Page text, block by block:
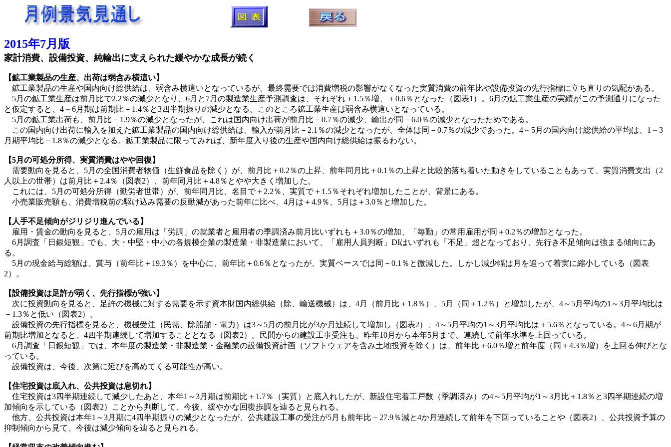
2015年7月版
家計消費、設備投資、純輸出に支えられた緩やかな成長が続く
【鉱工業製品の生産、出荷は弱含み横這い】
鉱工業製品の生産や国内向け総供給は、弱含み横這いとなっているが、最終需要では消費増税の影響がなくなった実質消費の前年比や設備投資の先行指標に立ち直りの気配がある。
5月の鉱工業生産は前月比で2.2％の減少となり、6月と7月の製造業生産予測調査は、それぞれ＋1.5％増、＋0.6％となった（図表1）。6月の鉱工業生産の実績がこの予測通りになった
と仮定すると、4～6月期は前期比－1.4％と3四半期振りの減少となる。このところ鉱工業生産は弱含み横這いとなっている。
5月の鉱工業出荷も、前月比－1.9％の減少となったが、これは国内向け出荷が前月比－0.7％の減少、輸出が同－6.0％の減少となったためである。
この国内向け出荷に輸入を加えた鉱工業製品の国内向け総供給は、輸入が前月比－2.1％の減少となったが、全体は同－0.7％の減少であった。4～5月の国内向け総供給の平均は、1～3
月期平均比－1.8％の減少となる。鉱工業製品に限ってみれば、新年度入り後の生産や国内向け総供給は振るわない。
【5月の可処分所得、実質消費はやや回復】
需要動向を見ると、5月の全国消費者物価（生鮮食品を除く）が、前月比＋0.2％の上昇、前年同月比＋0.1％の上昇と比較的落ち着いた動きをしていることもあって、実質消費支出（2
人以上の世帯）は前月比＋2.4％（図表2）、前年同月比＋4.8％とやや大きく増加した。
これには、5月の可処分所得（勤労者世帯）が、前年同月比、名目で＋2.2％、実質で＋1.5％それぞれ増加したことが、背景にある。
小売業販売額も、消費増税前の駆け込み需要の反動減があった前年に比べ、4月は＋4.9％、5月は＋3.0％と増加した。
【人手不足傾向がジリジリ進んでいる】
雇用・賃金の動向を見ると、5月の雇用は「労調」の就業者と雇用者の季調済み前月比いずれも＋3.0％の増加、「毎勤」の常用雇用が同＋0.2％の増加となった。
6月調査「日銀短観」でも、大・中堅・中小の各規模企業の製造業・非製造業において、「雇用人員判断」DIはいずれも「不足」超となっており、先行き不足傾向は強まる傾向にあ
る。
5月の現金給与総額は、賞与（前年比＋19.3％）を中心に、前年比＋0.6％となったが、実質ベースでは同－0.1％と微減した。しかし減少幅は月を追って着実に縮小している（図表
2）。
【設備投資は足許が弱く、先行指標が強い】
次に投資動向を見ると、足許の機械に対する需要を示す資本財国内総供給（除、輸送機械）は、4月（前月比＋1.8％）、5月（同＋1.2％）と増加したが、4～5月平均の1～3月平均比は
－1.3％と低い（図表2）。
設備投資の先行指標を見ると、機械受注（民需、除船舶・電力）は3～5月の前月比が3か月連続して増加し（図表2）、4～5月平均の1～3月平均比は＋5.6％となっている。4～6月期が
前期比増加となると、4四半期連続して増加することとなる（図表2）。民間からの建設工事受注も、昨年10月から本年5月まで、連続して前年水準を上回っている。
6月調査「日銀短観」では、本年度の製造業・非製造業・金融業の設備投資計画（ソフトウェアを含み土地投資を除く）は、前年比＋6.0％増と前年度（同＋4.3％増）を上回る伸びとな
っている。
設備投資は、今後、次第に延びを高めてくる可能性が高い。
【住宅投資は底入れ、公共投資は息切れ】
住宅投資は3四半期連続して減少したあと、本年1～3月期は前期比＋1.7％（実質）と底入れしたが、新設住宅着工戸数（季調済み）の4～5月平均が1～3月比＋1.8％と3四半期連続の増
加傾向を示している（図表2）ことから判断して、今後、緩やかな回復歩調を辿ると見られる。
他方、公共投資は本年1～3月期に4四半期振りの減少となったが、公共建設工事の受注が5月も前年比－27.9％減と4か月連続して前年を下回っていることや（図表2）、公共投資予算の
抑制傾向から見て、今後は減少傾向を辿ると見られる。